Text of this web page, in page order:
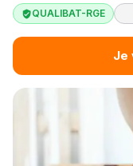
QUALIBAT-RGE
Je